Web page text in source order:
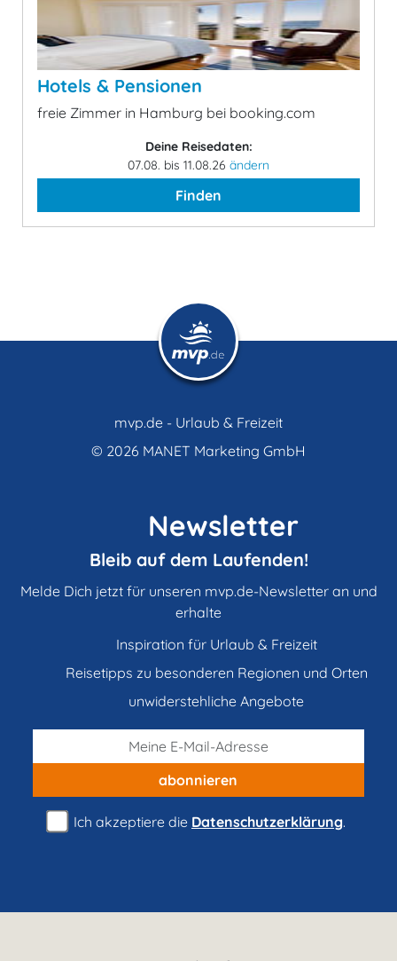
Hotels & Pensionen
freie Zimmer in Hamburg bei booking.com
Deine Reisedaten:
07.08. bis 11.08.26 ändern
Finden
mvp.de - Urlaub & Freizeit
© 2026 MANET Marketing GmbH
Newsletter
Bleib auf dem Laufenden!
Melde Dich jetzt für unseren mvp.de-Newsletter an und
erhalte
Inspiration für Urlaub & Freizeit
Reisetipps zu besonderen Regionen und Orten
unwiderstehliche Angebote
abonnieren
Ich akzeptiere die Datenschutzerklärung.